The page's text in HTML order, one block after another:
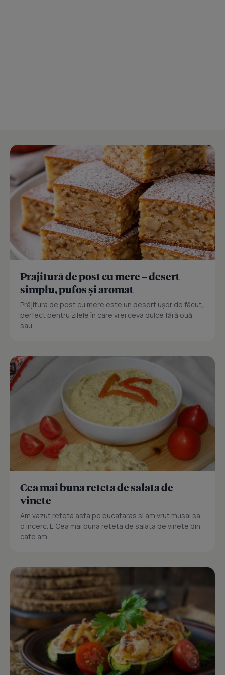
Prajitură de post cu mere – desert
simplu, pufos și aromat
Prăjitura de post cu mere este un desert ușor de făcut,
perfect pentru zilele în care vrei ceva dulce fără ouă
sau...
Cea mai buna reteta de salata de
vinete
Am vazut reteta asta pe bucataras si am vrut musai sa
o incerc. E Cea mai buna reteta de salata de vinete din
cate am...